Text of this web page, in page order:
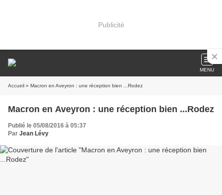
Publicité
MENU
Accueil » Macron en Aveyron : une réception bien ...Rodez
Macron en Aveyron : une réception bien ...Rodez
Publié le 05/08/2016 à 05:37
Par Jean Lévy